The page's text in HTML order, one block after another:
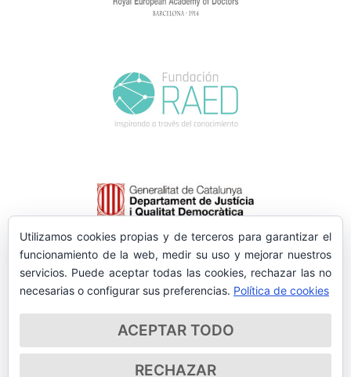
Utilizamos cookies propias y de terceros para garantizar el
funcionamiento de la web, medir su uso y mejorar nuestros
servicios. Puede aceptar todas las cookies, rechazar las no
necesarias o configurar sus preferencias. Política de cookies
ACEPTAR TODO
RECHAZAR